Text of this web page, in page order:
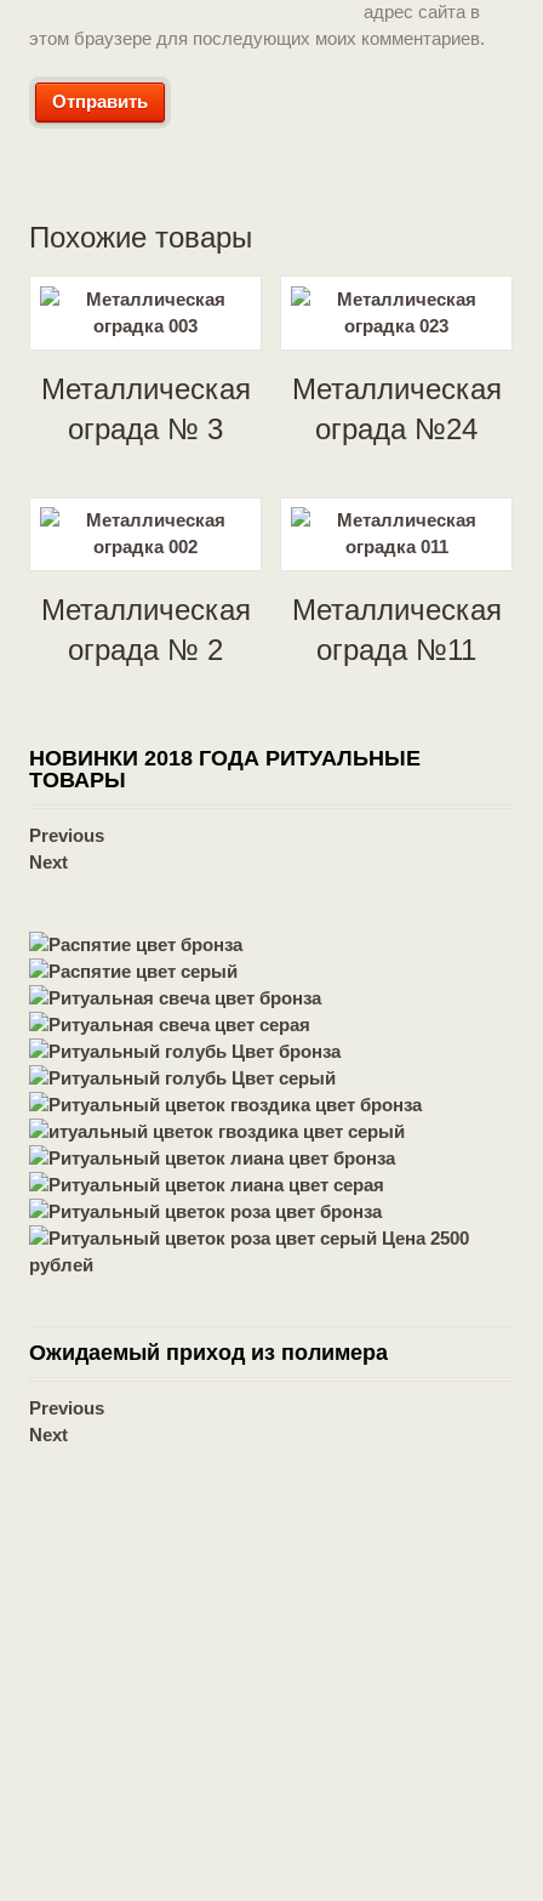
адрес сайта в
этом браузере для последующих моих комментариев.
Похожие товары
Металлическая
ограда № 3
Металлическая
ограда №24
Металлическая
ограда № 2
Металлическая
ограда №11
НОВИНКИ 2018 ГОДА РИТУАЛЬНЫЕ
ТОВАРЫ
Previous
Next
Ожидаемый приход из полимера
Previous
Next